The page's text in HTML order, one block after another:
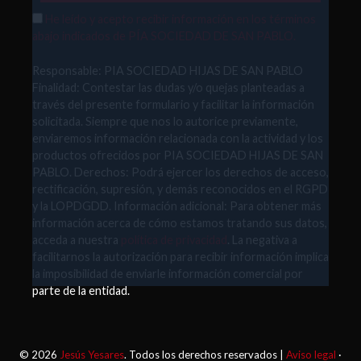
Responsable: PIA SOCIEDAD HIJAS DE SAN PABLO
Finalidad: Contestar las dudas y/o quejas planteadas a
través del presente formulario y facilitar la información
solicitada. Siempre que nos lo autorice previamente,
enviaremos información relacionada con la actividad y los
productos ofrecidos por PIA SOCIEDAD HIJAS DE SAN
PABLO. Derechos: Podrá ejercer los derechos de acceso,
rectificación, supresión, y demás reconocidos en el RGPD
y la LOPDGDD. Información adicional: Para obtener más
información acerca de cómo estamos tratando sus datos,
acceda a nuestra
. La negativa a
facilitarnos la autorización para recibir información implica
la imposibilidad de enviarle información comercial por
parte de la entidad.
© 2026 Jesús Yesares. Todos los derechos reservados | Aviso legal ·